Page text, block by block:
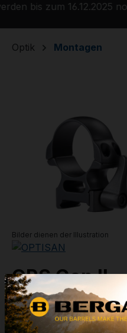
bis zum 16.12.2025
Optik Montagen
Bilder dienen der Illustration
QRS Gen II
Ringe
30mm - Weaver - Low